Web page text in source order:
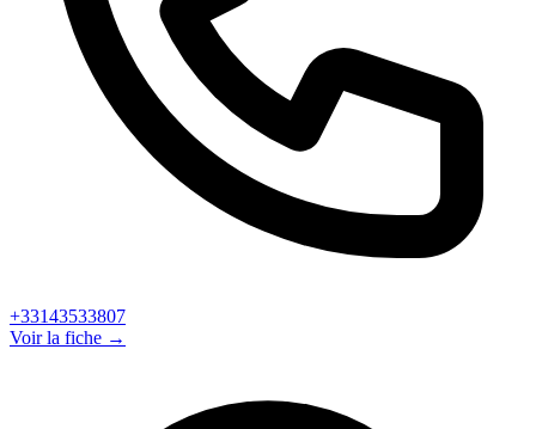
+33143533807
Voir la fiche →